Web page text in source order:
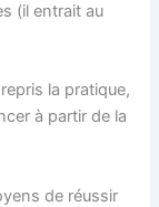
(il entrait au
repris la pratique,
à partir de la
de réussir